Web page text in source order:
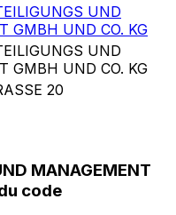
UND
GMBH UND CO. KG
UND
GMBH UND CO. KG
20
MANAGEMENT
code